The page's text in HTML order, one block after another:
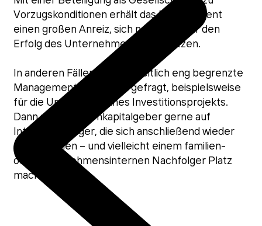
Vorzugskonditionen erhält das Management
einen großen Anreiz, sich nachhaltig für den
Erfolg des Unternehmens einzusetzen.
In anderen Fällen sind nur zeitlich eng begrenzte
Management-Lösungen gefragt, beispielsweise
für die Umsetzung eines Investitionsprojekts.
Dann setzen Eigenkapitalgeber gerne auf
Interim-Manager, die sich anschließend wieder
zurückziehen – und vielleicht einem familien-
oder unternehmensinternen Nachfolger Platz
machen.